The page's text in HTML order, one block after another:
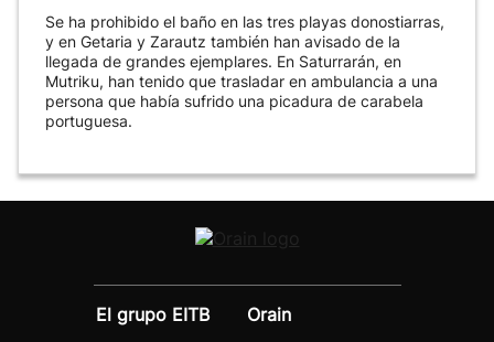
Se ha prohibido el baño en las tres playas donostiarras,
y en Getaria y Zarautz también han avisado de la
llegada de grandes ejemplares. En Saturrarán, en
Mutriku, han tenido que trasladar en ambulancia a una
persona que había sufrido una picadura de carabela
portuguesa.
El grupo EITB
Orain